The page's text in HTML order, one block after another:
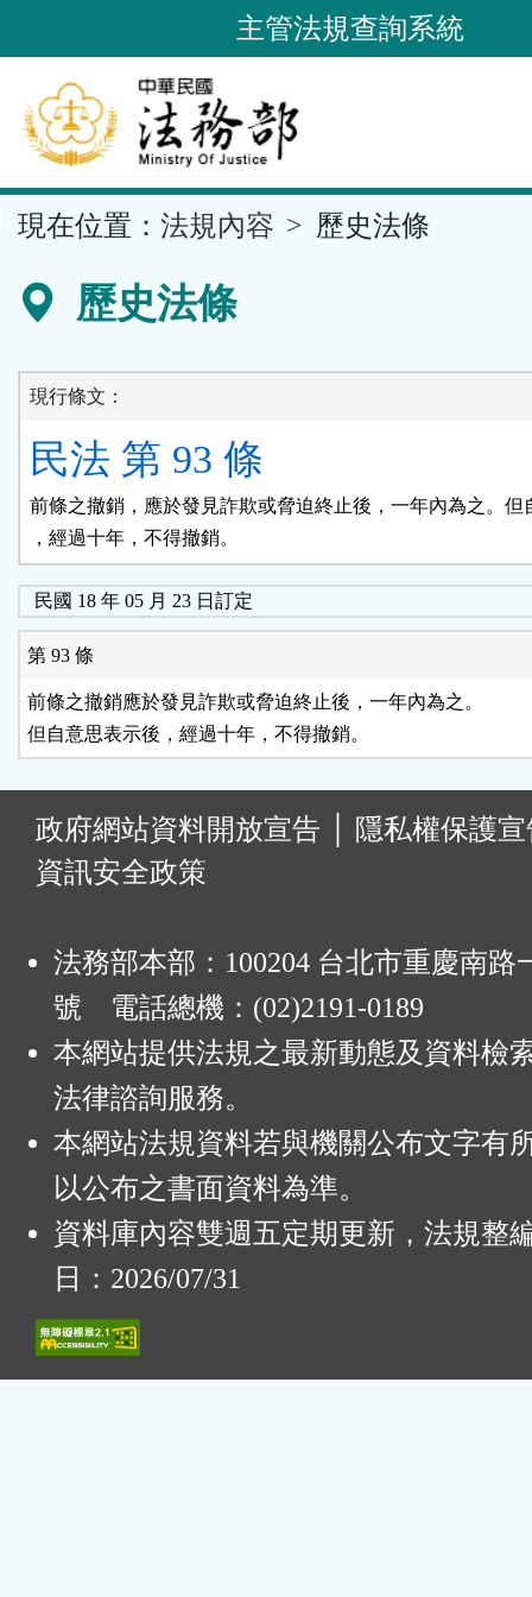
到
要
內
容
區
主管法規查詢系統
現在位置： 法規內容 歷史法條
歷史法條
現行條文：
民法 第 93 條
前條之撤銷，應於發見詐欺或脅迫終止後，一年內為之。但
，經過十年，不得撤銷。
民國 18 年 05 月 23 日訂定
第 93 條
前條之撤銷應於發見詐欺或脅迫終止後，一年內為之。
但自意思表示後，經過十年，不得撤銷。
政府網站資料開放宣告
隱私權保護
資訊安全政策
法務部本部：100204 台北市重慶南路
號 電話總機：(02)2191-0189
本網站提供法規之最新動態及資料檢
法律諮詢服務。
本網站法規資料若與機關公布文字有
以公布之書面資料為準。
資料庫內容雙週五定期更新，法規整
日：2026/07/31